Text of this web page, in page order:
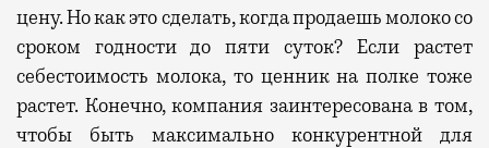
цену. Но как это сделать, когда продаешь молоко со
сроком годности до пяти суток?Если растет
себестоимость молока, то ценник на полке тоже
растет. Конечно, компания заинтересована в том,
чтобы быть максимально конкурентной для